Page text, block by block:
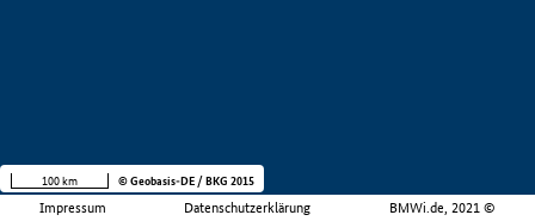
Impressum Datenschutzerklärung BMWi.de, 2021 ©
100 km © Geobasis-DE / BKG 2015